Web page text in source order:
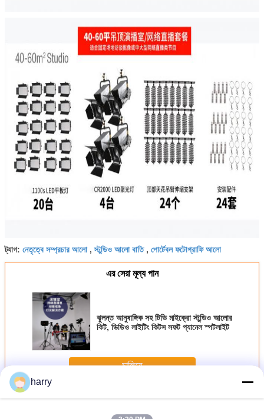
ট্যাগ: নেতৃত্বে সম্প্রচার আলো,স্টুডিও আলো বাতি, পোর্টেবল ফটোগ্রাফি আলো
এর সেরা মূল্য পান
ঝুলন্ত আনুষাঙ্গিক সহ টিভি মাইক্রো স্টুডিও আলোর
কিট, ভিডিও লাইটিং কিটস সফট প্যানেল স্পটলাইট
চালিয়ে
অধিকফিল্ম লাইটিং বেলুনস
harry